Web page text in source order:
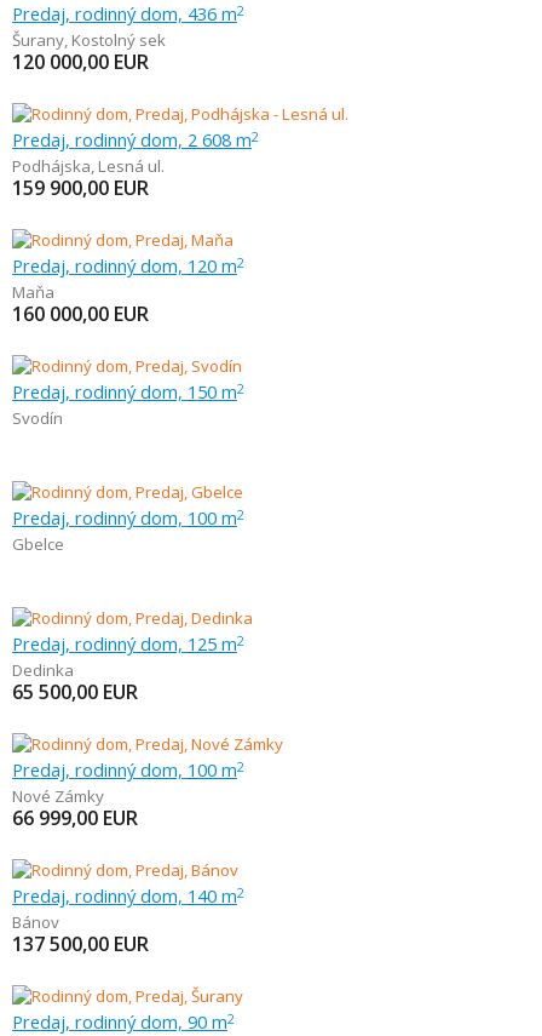
Predaj, rodinný dom, 436 m2
Šurany, Kostolný sek
120 000,00 EUR
Predaj, rodinný dom, 2 608 m2
Podhájska, Lesná ul.
159 900,00 EUR
Predaj, rodinný dom, 120 m2
Maňa
160 000,00 EUR
Predaj, rodinný dom, 150 m2
Svodín
Predaj, rodinný dom, 100 m2
Gbelce
Predaj, rodinný dom, 125 m2
Dedinka
65 500,00 EUR
Predaj, rodinný dom, 100 m2
Nové Zámky
66 999,00 EUR
Predaj, rodinný dom, 140 m2
Bánov
137 500,00 EUR
Predaj, rodinný dom, 90 m2